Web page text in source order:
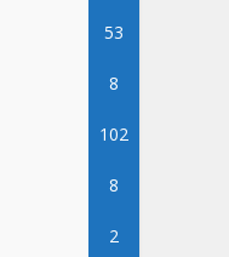
53
8
102
8
2